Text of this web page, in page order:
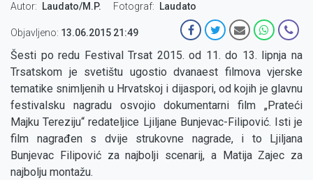
Autor Laudato/M.P. Fotograf Laudato
Objavljeno: 13.06.2015 21:49
Šesti po redu Festival Trsat 2015. od 11. do 13. lipnja na
Trsatskom je svetištu ugostio dvanaest filmova vjerske
tematike snimljenih u Hrvatskoj i dijaspori, od kojih je glavnu
festivalsku nagradu osvojio dokumentarni film „Prateći
Majku Tereziju“ redateljice Ljiljane Bunjevac-Filipović. Isti je
film nagrađen s dvije strukovne nagrade, i to Ljiljana
Bunjevac Filipović za najbolji scenarij, a Matija Zajec za
najbolju montažu.